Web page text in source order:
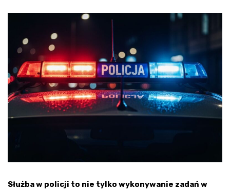
Służba w policji to nie tylko wykonywanie zadań w